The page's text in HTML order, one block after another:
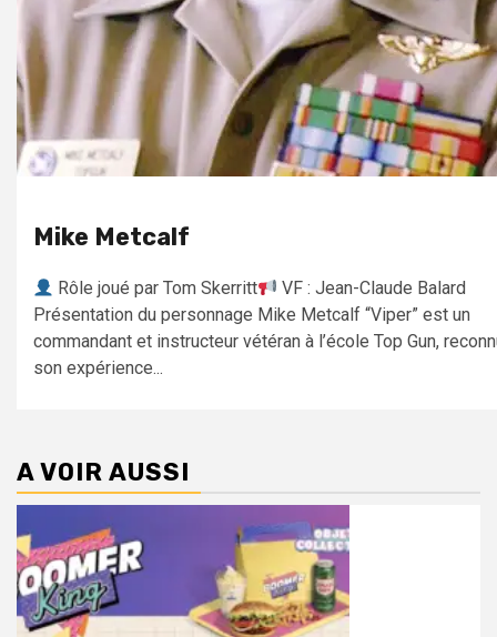
Mike Metcalf
Rôle joué par Tom Skerritt
VF : Jean-Claude Balard
Présentation du personnage Mike Metcalf “Viper” est un
commandant et instructeur vétéran à l’école Top Gun,
son expérience...
A VOIR AUSSI